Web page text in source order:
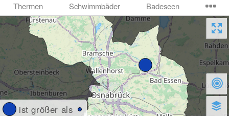
Thermen Schwimmbäder Badeseen
ist größer als